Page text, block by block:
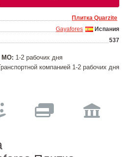
Плитка Quarzite
Испания
Gayafores
537
МО: 1-2 рабочих дня
компанией 1-2 рабочих дня